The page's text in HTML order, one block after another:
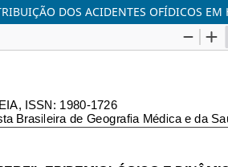
DOS ACIDENTES OFÍDICOS